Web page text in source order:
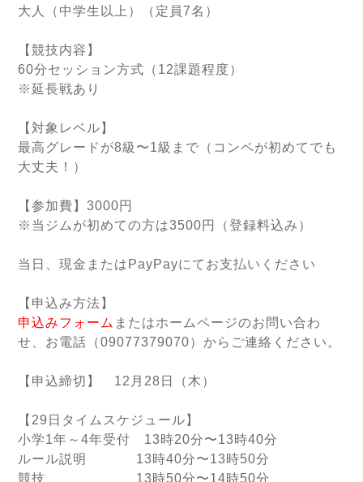
大人（中学生以上）（定員7名）
【競技内容】
60分セッション方式（12課題程度）
※延長戦あり
【対象レベル】
最高グレードが8級〜1級まで（コンペが初めてでも
大丈夫！）
【参加費】3000円
※当ジムが初めての方は3500円（登録料込み）
当日、現金またはPayPayにてお支払いください
【申込み方法】
申込みフォーム またはホームページのお問い合わ
せ、お電話（09077379070）からご連絡ください。
【申込締切】 12月28日（木）
【29日タイムスケジュール】
小学1年～4年受付 13時20分〜13時40分
ルール説明 13時40分〜13時50分
競技 13時50分〜14時50分